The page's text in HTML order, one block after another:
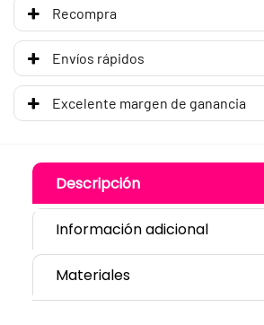
Recompra
Envíos rápidos
Excelente margen de ganancia
Descripción
Información adicional
Materiales